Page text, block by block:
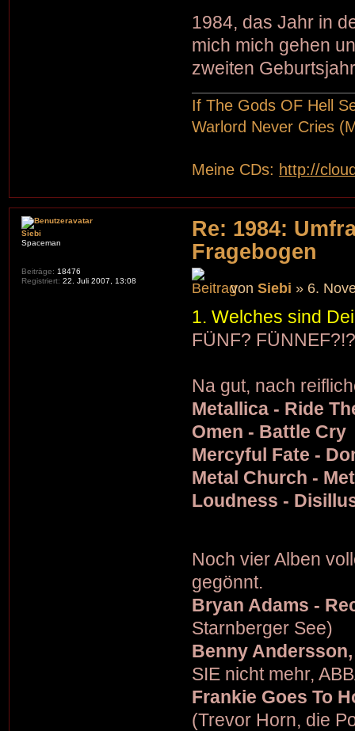
1984, das Jahr in
mich mich gehen
zweiten
If The Gods OF Hell
Warlord Never Cries
Meine CDs: http://
Re: 1984:
Fragebogen
vonSiebi » 6.
1. Welches sind
FÜNF?
Na gut, nach
Metallica - Ride
Omen - Battle Cry
Mercyful Fate -
Metal Church -
Loudness -
Noch vier Alben
gegönnt.
Bryan Adams -
Starnberger See)
Benny
SIE nicht mehr,
Frankie Goes To
(Trevor Horn, die
Siebi
Spaceman
Beiträge: 18476
Registriert: 22. Juli 2007, 13:08